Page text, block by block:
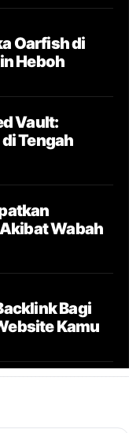
Oarfish di
Heboh
Vault:
Tengah
Wabah
Bagi
Kamu